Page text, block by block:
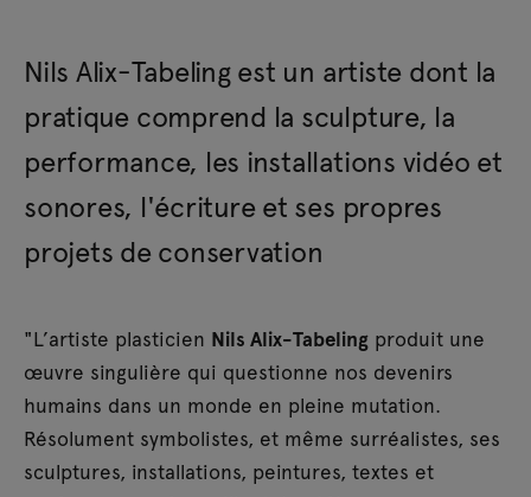
Nils Alix-Tabeling est un artiste dont la
pratique comprend la sculpture, la
performance, les installations vidéo et
sonores, l'écriture et ses propres
projets de conservation
"L’artiste plasticien Nils Alix-Tabeling produit une
œuvre singulière qui questionne nos devenirs
humains dans un monde en pleine mutation.
Résolument symbolistes, et même surréalistes, ses
sculptures, installations, peintures, textes et